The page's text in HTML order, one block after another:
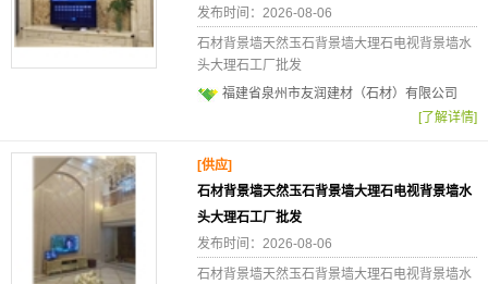
发布时间：2026-08-06
石材背景墙天然玉石背景墙大理石电视背景墙水
头大理石工厂批发
福建省泉州市友润建材（石材）有限公司
[了解详情]
[供应]
石材背景墙天然玉石背景墙大理石电视背景墙水
头大理石工厂批发
发布时间：2026-08-06
石材背景墙天然玉石背景墙大理石电视背景墙水